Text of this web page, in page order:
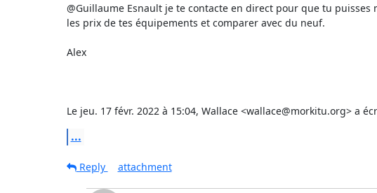
@Guillaume Esnault je te contacte en direct pour que tu puisses
les prix de tes équipements et comparer avec du neuf.
Alex
Le jeu. 17 févr. 2022 à 15:04, Wallace <wallace@morkitu.org> a
...
Reply
attachment